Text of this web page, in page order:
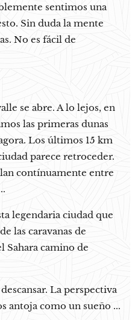
sentimos una
Sin duda la mente
No es fácil de
se abre. A lo lejos, en
las primeras dunas
Los últimos 15 km
parece retroceder.
contínuamente entre
legendaria ciudad que
las caravanas de
Sahara camino de
La perspectiva
antoja como un sueño ...